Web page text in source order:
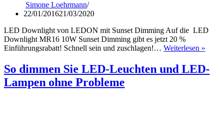
Simone Loehrmann
22/01/201621/03/2020
LED Downlight von LEDON mit Sunset Dimming Auf die LED
Downlight MR16 10W Sunset Dimming gibt es jetzt 20 %
Einführungsrabatt! Schnell sein und zuschlagen!… Weiterlesen »
von
So dimmen Sie LED-Leuchten und LED-
Lampen ohne Probleme